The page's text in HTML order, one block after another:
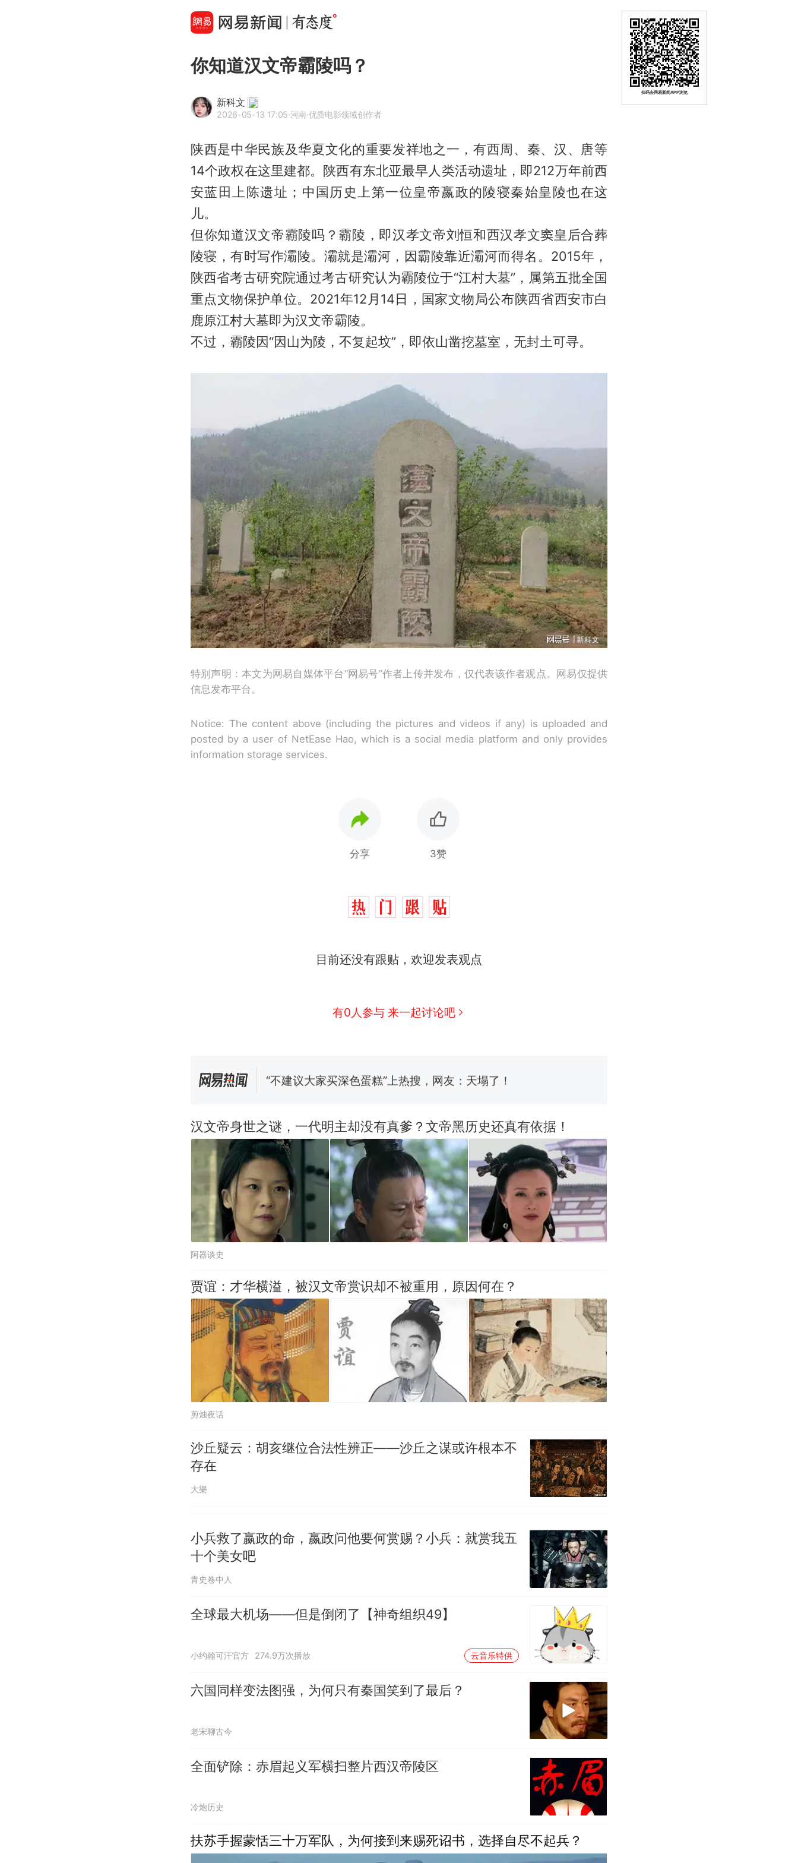
你知道汉文帝霸陵吗？
新科文
2026-05-13 17:05·河南·优质电影领域创作者
陕西是中华民族及华夏文化的重要发祥地之一，有西周、秦、汉、唐等
14个政权在这里建都。陕西有东北亚最早人类活动遗址，即212万年前西
安蓝田上陈遗址；中国历史上第一位皇帝嬴政的陵寝秦始皇陵也在这
儿。
但你知道汉文帝霸陵吗？霸陵，即汉孝文帝刘恒和西汉孝文窦皇后合葬
陵寝，有时写作灞陵。灞就是灞河，因霸陵靠近灞河而得名。2015年，
陕西省考古研究院通过考古研究认为霸陵位于“江村大墓”，属第五批全国
重点文物保护单位。2021年12月14日，国家文物局公布陕西省西安市白
鹿原江村大墓即为汉文帝霸陵。
不过，霸陵因“因山为陵，不复起坟”，即依山凿挖墓室，无封土可寻。
特别声明：本文为网易自媒体平台“网易号”作者上传并发布，仅代表该作者观点。网易仅提供
信息发布平台。
Notice: The content above (including the pictures and videos if any) is uploaded and
posted by a user of NetEase Hao, which is a social media platform and only provides
information storage services.
分享 3赞
目前还没有跟贴，欢迎发表观点
有0人参与 来一起讨论吧
那个在床头放菜刀的女孩，因老师一句“跟我回家”改写了人生
佛山一中学招聘物理教师，笔试前13名均遭淘汰？教育局：已叫停
“不建议大家买深色蛋糕”上热搜，网友：天塌了！
汉文帝身世之谜，一代明主却没有真爹？文帝黑历史还真有依据！
阿器谈史
贾谊：才华横溢，被汉文帝赏识却不被重用，原因何在？
剪烛夜话
沙丘疑云：胡亥继位合法性辨正——沙丘之谋或许根本不
存在
大樂
小兵救了嬴政的命，嬴政问他要何赏赐？小兵：就赏我五
十个美女吧
青史卷中人
全球最大机场——但是倒闭了【神奇组织49】
小约翰可汗官方 274.9万次播放 云音乐特供 00:02
六国同样变法图强，为何只有秦国笑到了最后？
老宋聊古今
全面铲除：赤眉起义军横扫整片西汉帝陵区
冷炮历史
扶苏手握蒙恬三十万军队，为何接到来赐死诏书，选择自尽不起兵？
扫码去网易新闻APP浏览